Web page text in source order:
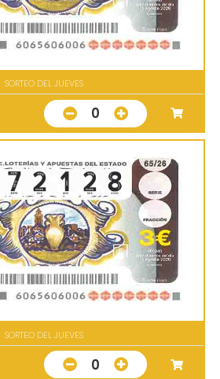
SORTEO DEL JUEVES
0
SORTEO DEL JUEVES
0